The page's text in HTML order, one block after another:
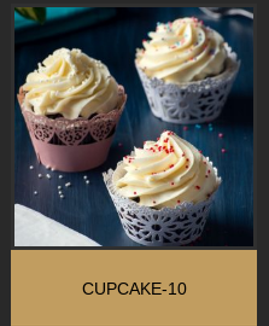
CUPCAKE-10